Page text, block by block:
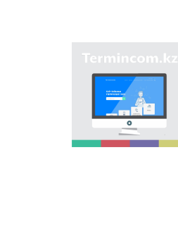
Site “termincom.kz”
contributes to
classification of
Kazakh vocabulary,
complement of
terminological
reserve, matching of
terms and names with